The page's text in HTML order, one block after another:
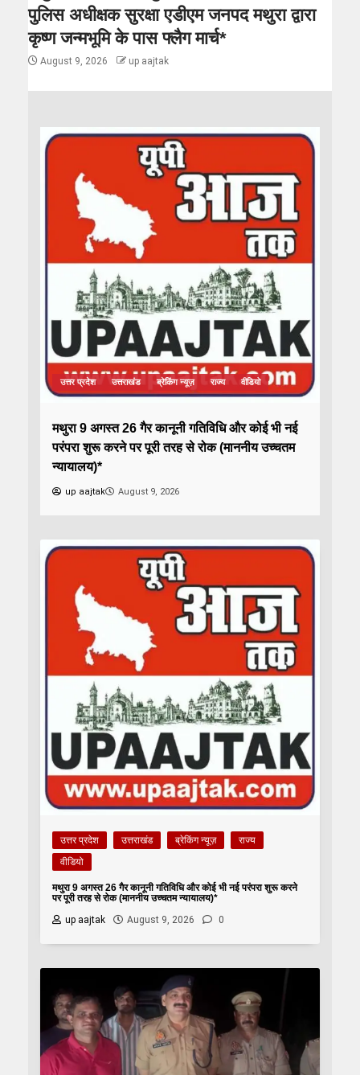
पुलिस अधीक्षक सुरक्षा एडीएम जनपद मथुरा द्वारा
कृष्ण जन्मभूमि के पास फ्लैग मार्च*
August 9, 2026 up aajtak
उत्तर प्रदेश उत्तराखंड ब्रेकिंग न्यूज़ राज्य वीडियो
मथुरा 9 अगस्त 26 गैर कानूनी गतिविधि और कोई भी नई
परंपरा शुरू करने पर पूरी तरह से रोक (माननीय उच्चतम
न्यायालय)*
up aajtak August 9, 2026
उत्तर प्रदेश उत्तराखंड ब्रेकिंग न्यूज़
राज्य
वीडियो
मथुरा 9 अगस्त 26 गैर कानूनी गतिविधि और कोई भी नई परंपरा शुरू करने
पर पूरी तरह से रोक (माननीय उच्चतम न्यायालय)*
up aajtak
August 9, 2026 0